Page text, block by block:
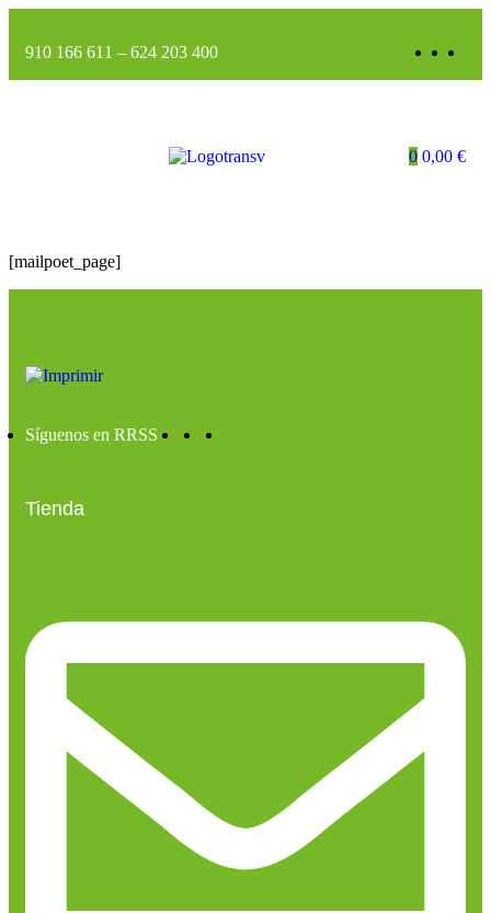
910 166 611 – 624 203 400
0 0,00 €
[mailpoet_page]
Síguenos en RRSS
Tienda